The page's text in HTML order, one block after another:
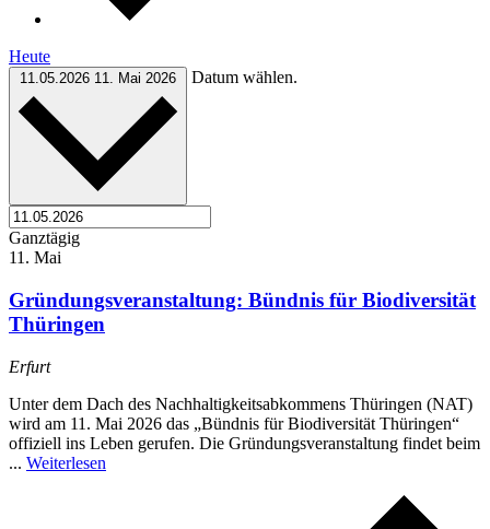
Heute
11.05.2026 11. Mai 2026 Datum wählen.
Ganztägig
11. Mai
Gründungsveranstaltung: Bündnis für Biodiversität
Thüringen
Erfurt
Unter dem Dach des Nachhaltigkeitsabkommens Thüringen (NAT)
wird am 11. Mai 2026 das „Bündnis für Biodiversität Thüringen“
offiziell ins Leben gerufen. Die Gründungsveranstaltung findet beim
... Weiterlesen